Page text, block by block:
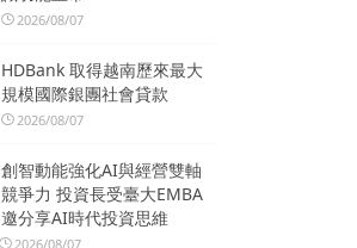
2026/08/07
HDBank 取得越南歷來最大
規模國際銀團社會貸款
2026/08/07
創智動能強化AI與經營雙軸
競爭力 投資長受臺大EMBA
邀分享AI時代投資思維
2026/08/07